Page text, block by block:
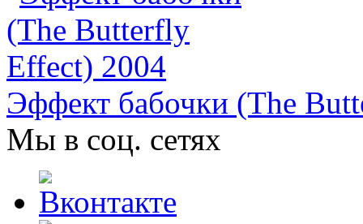
Эффект бабочки (The
Мы в соц. сетях